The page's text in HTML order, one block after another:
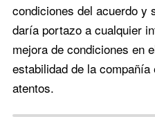
condiciones del acuerdo y
daría portazo a cualquier
mejora de condiciones en
estabilidad de la
atentos.